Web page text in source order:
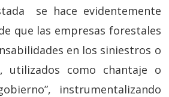
se hace evidentemente
que las empresas forestales
en los siniestros o
utilizados como chantaje o
instrumentalizando